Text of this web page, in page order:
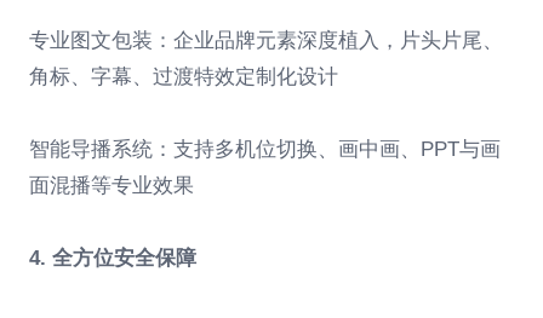
专业图文包装：企业品牌元素深度植入，片头片尾、
角标、字幕、过渡特效定制化设计
智能导播系统：支持多机位切换、画中画、PPT与画
面混播等专业效果
4. 全方位安全保障